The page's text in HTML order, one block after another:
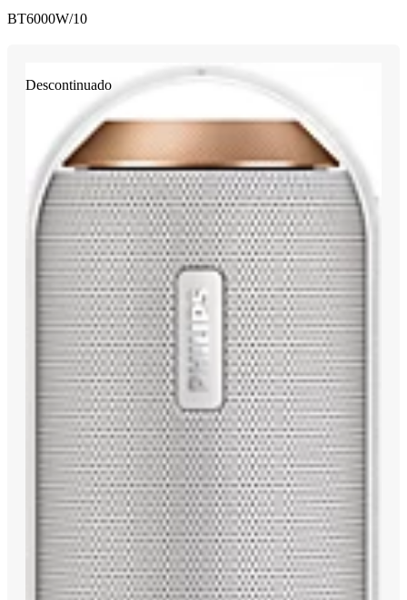
BT6000W/10
Descontinuado